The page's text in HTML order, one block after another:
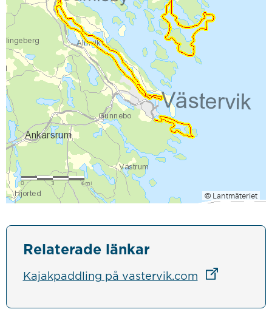
Relaterade länkar
Kajakpaddling på vastervik.comLänk till